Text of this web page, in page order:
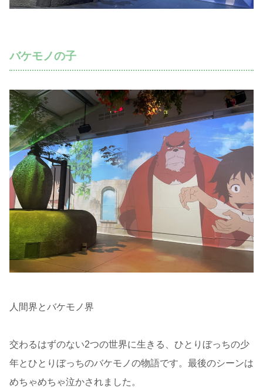
バケモノの子
人間界とバケモノ界
交わるはずのない2つの世界に生きる、ひとりぼっちの少
年とひとりぼっちのバケモノの物語です。最後のシーンは
めちゃめちゃ泣かされました。